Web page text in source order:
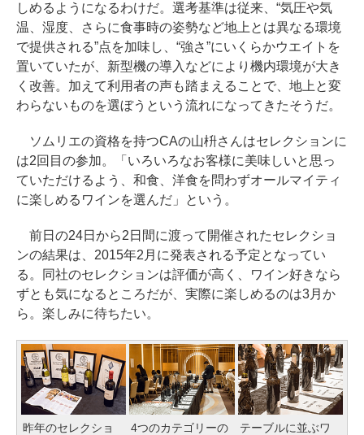
しめるようになるわけだ。選考基準は従来、“気圧や気
温、湿度、さらに食事時の姿勢など地上とは異なる環境
で提供される”点を加味し、“強さ”にいくらかウエイトを
置いていたが、新型機の導入などにより機内環境が大き
く改善。加えて利用者の声も踏まえることで、地上と変
わらないものを選ぼうという流れになってきたそうだ。
ソムリエの資格を持つCAの山枡さんはセレクションに
は2回目の参加。「いろいろなお客様に美味しいと思っ
ていただけるよう、和食、洋食を問わずオールマイティ
に楽しめるワインを選んだ」という。
前日の24日から2日間に渡って開催されたセレクショ
ンの結果は、2015年2月に発表される予定となってい
る。同社のセレクションは評価が高く、ワイン好きなら
ずとも気になるところだが、実際に楽しめるのは3月か
ら。楽しみに待ちたい。
昨年のセレクショ
4つのカテゴリーの
テーブルに並ぶワ